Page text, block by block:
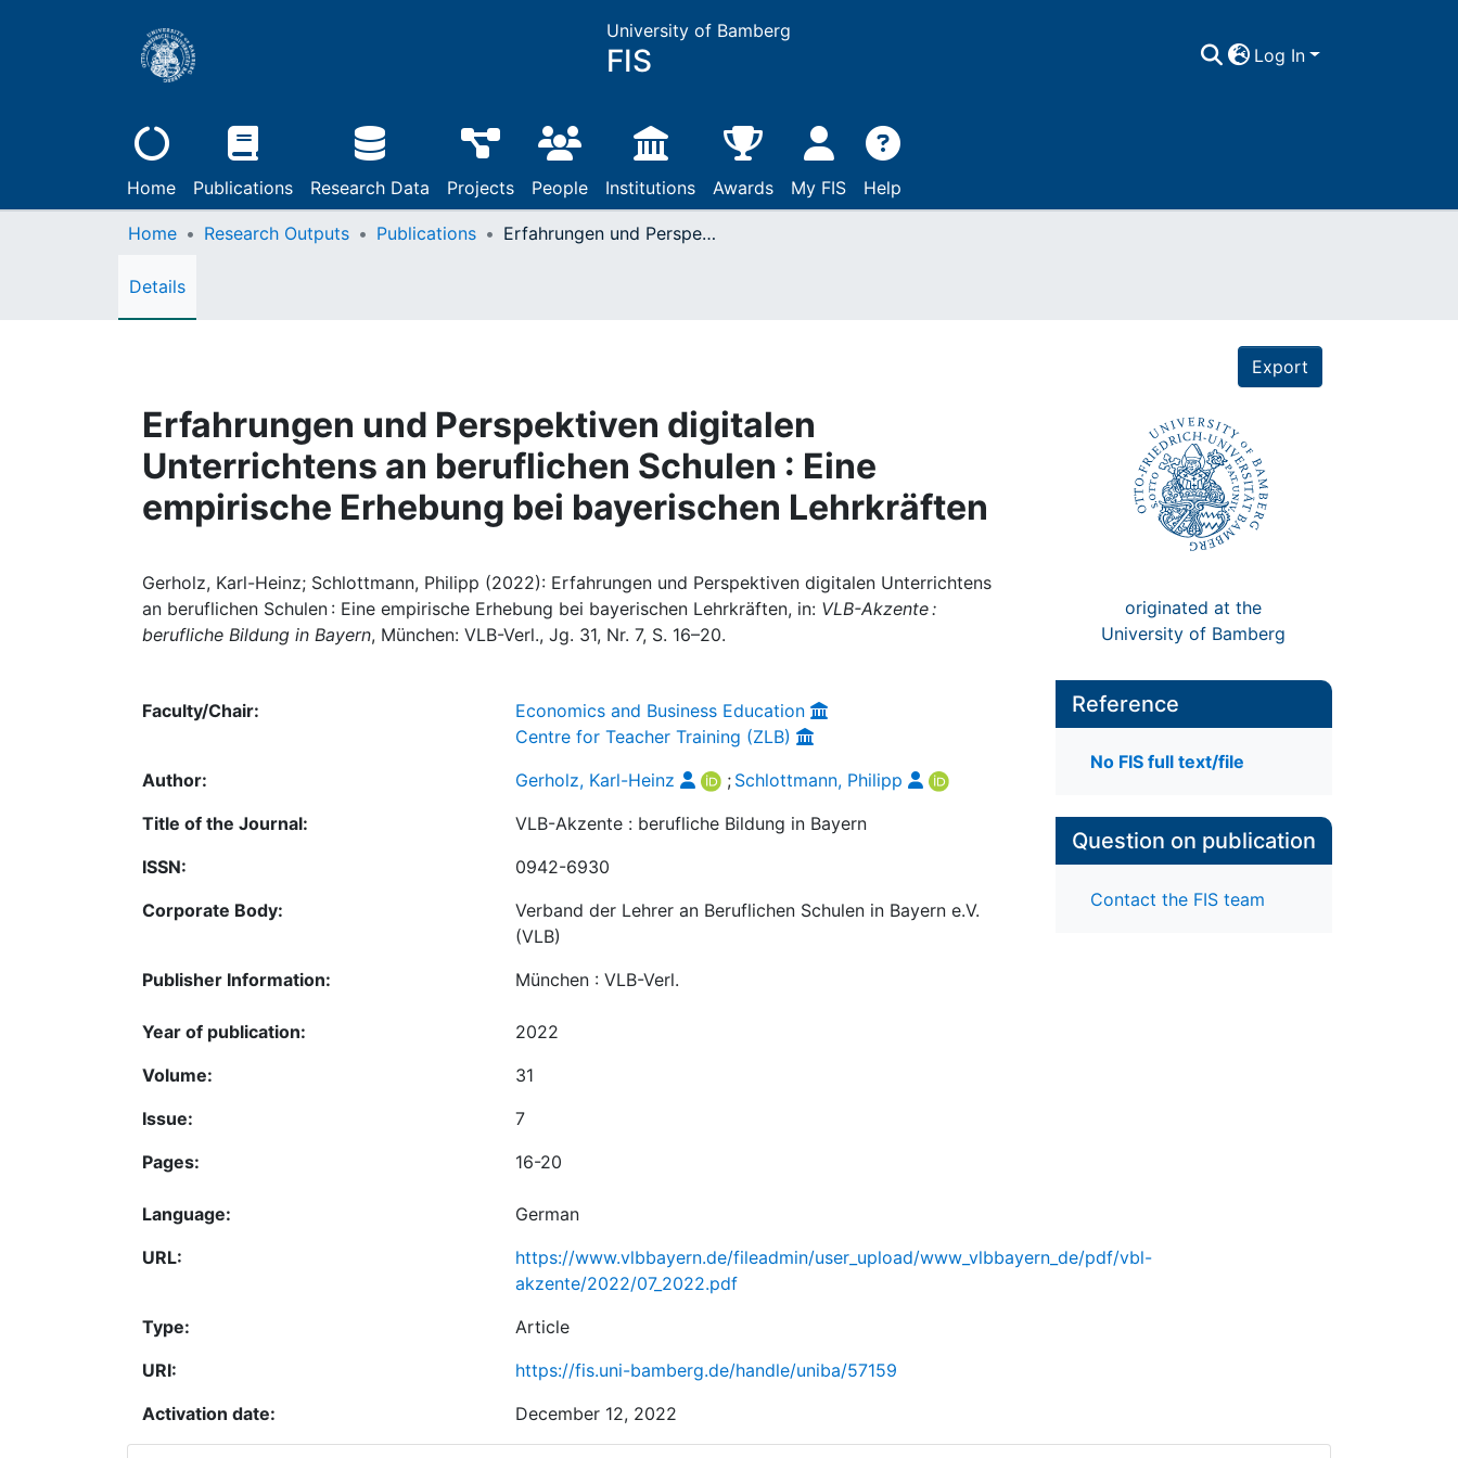
University of Bamberg
FIS Log In
Home Publications Research Data Projects People Institutions Awards My FIS Help
Home Research Outputs Publications Erfahrungen und Perspektiven digitalen Unterrichtens an beruflichen Schulen : Eine empirische Erhebung bei bayerischen Lehrkräften
Details
Export
Erfahrungen und Perspektiven digitalen
Unterrichtens an beruflichen Schulen : Eine
empirische Erhebung bei bayerischen Lehrkräften
Gerholz, Karl-Heinz; Schlottmann, Philipp (2022): Erfahrungen und Perspektiven digitalen Unterrichtens
an beruflichen Schulen : Eine empirische Erhebung bei bayerischen Lehrkräften, in: VLB-Akzente :
berufliche Bildung in Bayern, München: VLB-Verl., Jg. 31, Nr. 7, S. 16–20.
originated at the
University of Bamberg
Faculty/Chair:
Economics and Business Education
Centre for Teacher Training (ZLB)
Author:
Gerholz, Karl-Heinz ; Schlottmann, Philipp
Title of the Journal:
VLB-Akzente : berufliche Bildung in Bayern
ISSN:
0942-6930
Corporate Body:
Verband der Lehrer an Beruflichen Schulen in Bayern e.V.
(VLB)
Publisher Information:
München : VLB-Verl.
Year of publication:
2022
Volume:
31
Issue:
7
Pages:
16-20
Language:
German
URL:
https://www.vlbbayern.de/fileadmin/user_upload/www_vlbbayern_de/pdf/vbl-
akzente/2022/07_2022.pdf
Type:
Article
URI:
https://fis.uni-bamberg.de/handle/uniba/57159
Activation date:
December 12, 2022
Reference
No FIS full text/file
Question on publication
Contact the FIS team